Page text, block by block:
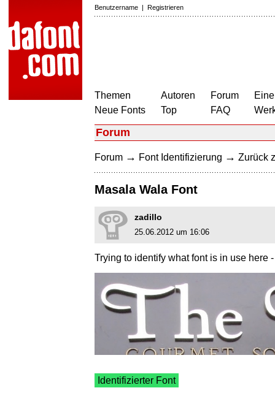
Benutzername | Registrieren
Themen
Neue Fonts
Autoren
Top
Forum
FAQ
Forum
Forum → Font Identifizierung → Zurück
Masala Wala Font
zadillo
25.06.2012 um 16:06
Trying to identify what font is in use here
Identifizierter Font